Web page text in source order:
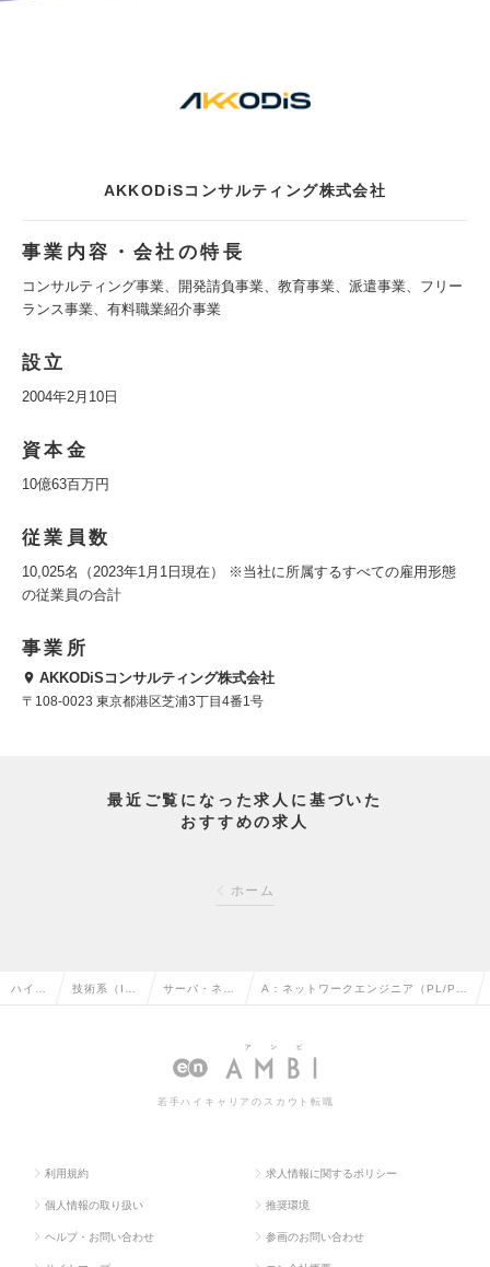
AKKODiSコンサルティング株式会社
事業内容・会社の特長
コンサルティング事業、開発請負事業、教育事業、派遣事業、フリー
ランス事業、有料職業紹介事業
設立
2004年2月10日
資本金
10億63百万円
従業員数
10,025名（2023年1月1日現在） ※当社に所属するすべての雇用形態
の従業員の合計
事業所
AKKODiSコンサルティング株式会社
〒108-0023 東京都港区芝浦3丁目4番1号
最近ご覧になった求人に基づいた
おすすめの求人
ホーム
ハイク 技術系（I サーバ・ネッ
ジニアの転職
A：ネットワークエンジニア（PL/PL
ト＜神奈川県、東京都＞の求人情報
若手ハイキャリアのスカウト転職
利用規約 求人情報に関するポリシー
個人情報の取り扱い 推奨環境
ヘルプ・お問い合わせ 参画のお問い合わせ